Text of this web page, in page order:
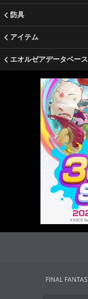
防具
アイテム
エオルゼアデータベース